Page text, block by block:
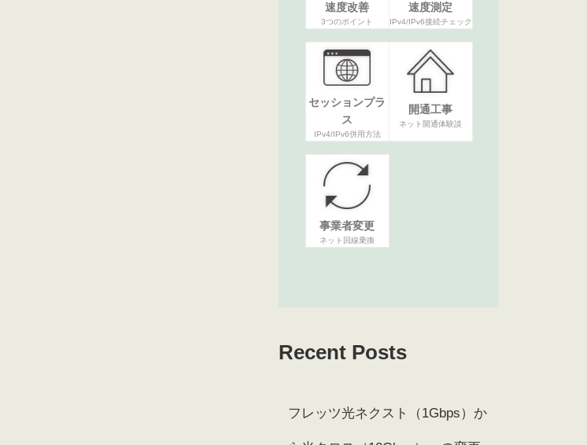
速度改善
3つのポイント
速度測定
IPv4/IPv6接続チェック
セッションプラ
ス
IPv4/IPv6併用方法
開通工事
ネット開通体験談
事業者変更
ネット回線乗換
Recent Posts
フレッツ光ネクスト（1Gbps）か